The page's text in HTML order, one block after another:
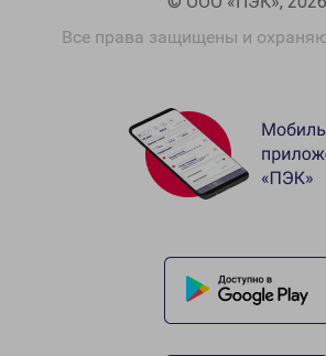
Все права защищены и